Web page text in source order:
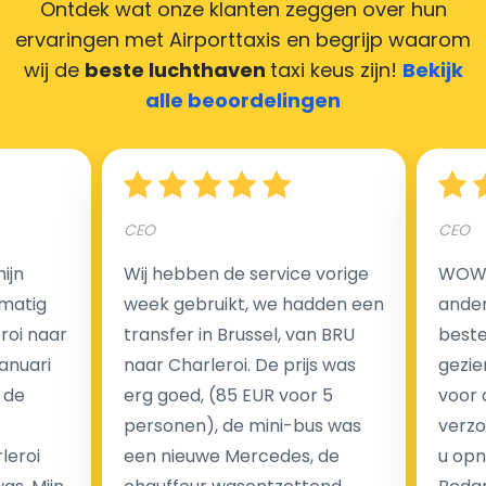
maken door uw feedback achter te laten en wij
zorgen ervoor dat uw chauffeur deze krijgt.
Hoeveel kost een luchthaven taxi transfer?
Een van de meest aantrekkelijke voordelen van
luchthaventaxi's is een vast tarief voor uw rit. In
tegenstelling tot traditionele taxi's met taxameter
brengen wij u geen extra kosten in rekening voor de
nachtrit.
We hebben geen ophaaltarief of extra kosten voor
wachttijd als uw vlucht vertraging heeft.
Ontdek wat onze klanten zeggen over hun
ervaringen met Airporttaxis en begrijp waarom
wij de beste luchthaven taxi keus zijn! Bekijk
alle beoordelingen
naar
CEO
Wij hebben de service vorige
week gebruikt, we hadden een
transfer in Brussel, van BRU
naar Charleroi. De prijs was
erg goed, (85 EUR voor 5
personen), de mini-bus was
een nieuwe Mercedes, de
CEO
voor
u